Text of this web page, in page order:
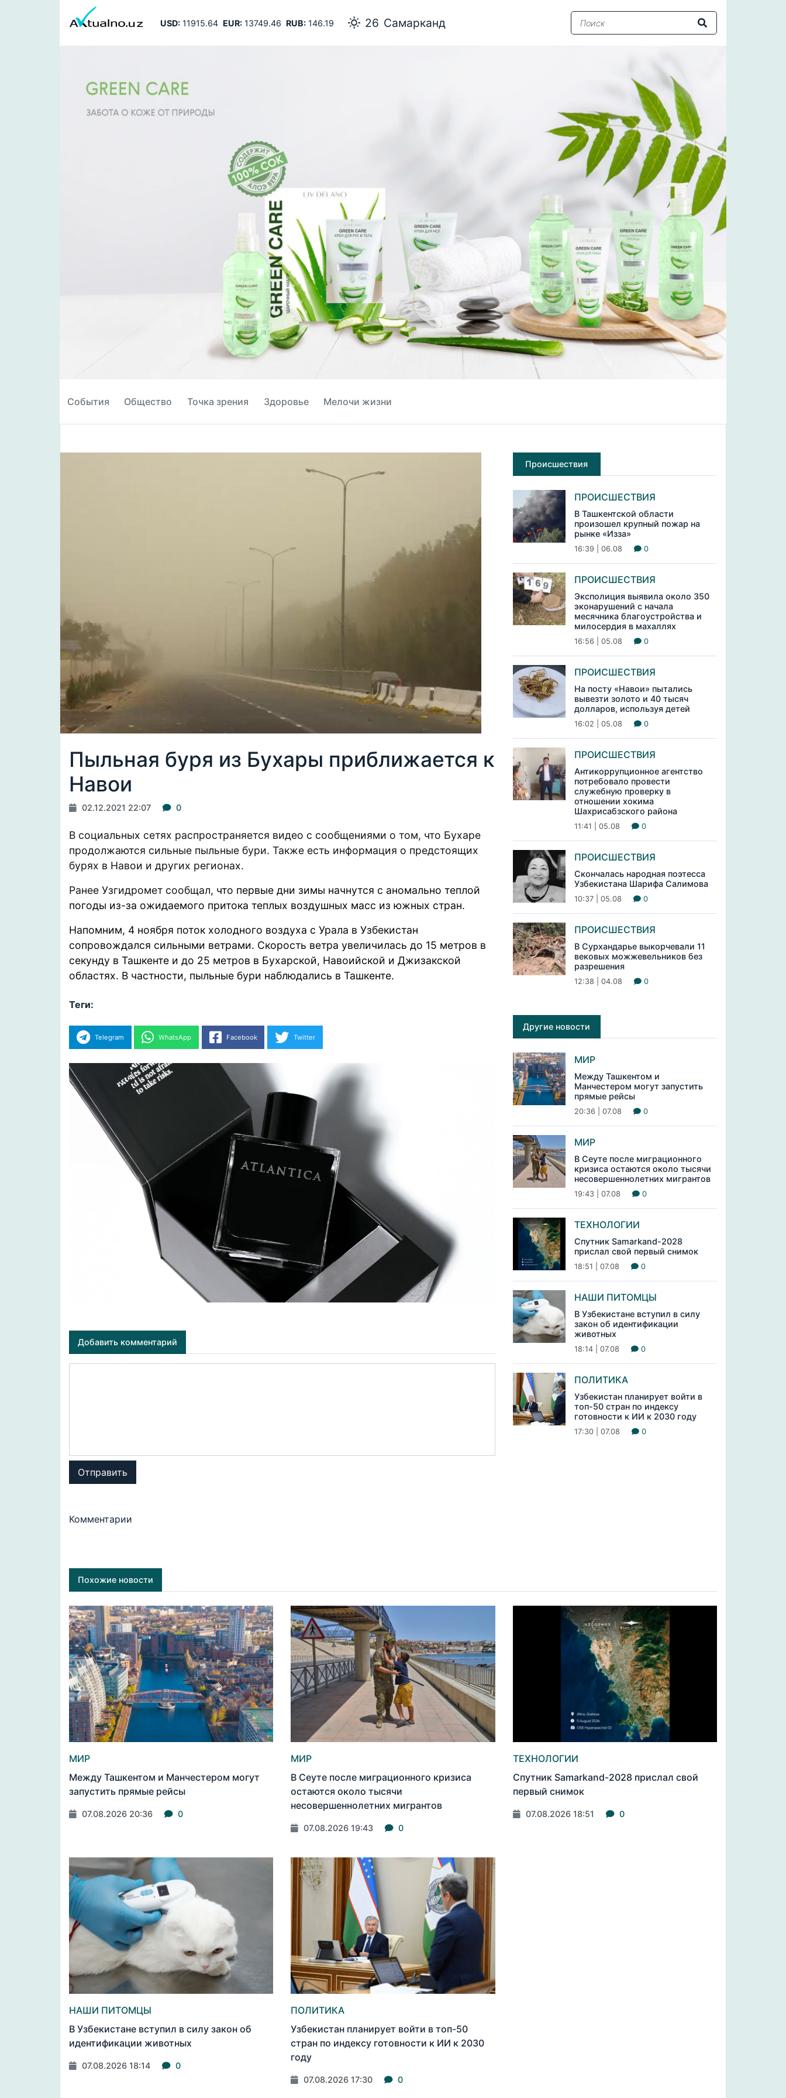
USD:11915.64 EUR:13749.46 RUB:146.19 26 Самарканд
События Общество Точка зрения Здоровье Мелочи жизни
Пыльная буря из Бухары приближается к
Навои
02.12.2021 22:07 0
В социальных сетях распространяется видео с сообщениями о том, что Бухаре
продолжаются сильные пыльные бури. Также есть информация о предстоящих
бурях в Навои и других регионах.
Ранее Узгидромет сообщал, что первые дни зимы начнутся с аномально теплой
погоды из-за ожидаемого притока теплых воздушных масс из южных стран.
Напомним, 4 ноября поток холодного воздуха с Урала в Узбекистан
сопровождался сильными ветрами. Скорость ветра увеличилась до 15 метров в
секунду в Ташкенте и до 25 метров в Бухарской, Навоийской и Джизакской
областях. В частности, пыльные бури наблюдались в Ташкенте.
Теги:
Telegram WhatsApp Facebook Twitter
Добавить комментарий
Отправить
Комментарии
Происшествия
ПРОИСШЕСТВИЯ
В Ташкентской области
произошел крупный пожар на
рынке «Изза»
16:39 | 06.08 0
ПРОИСШЕСТВИЯ
Эксполиция выявила около 350
эконарушений с начала
месячника благоустройства и
милосердия в махаллях
16:56 | 05.08 0
ПРОИСШЕСТВИЯ
На посту «Навои» пытались
вывезти золото и 40 тысяч
долларов, используя детей
16:02 | 05.08 0
ПРОИСШЕСТВИЯ
Антикоррупционное агентство
потребовало провести
служебную проверку в
отношении хокима
Шахрисабзского района
11:41 | 05.08 0
ПРОИСШЕСТВИЯ
Скончалась народная поэтесса
Узбекистана Шарифа Салимова
10:37 | 05.08 0
ПРОИСШЕСТВИЯ
В Сурхандарье выкорчевали 11
вековых можжевельников без
разрешения
12:38 | 04.08 0
Другие новости
МИР
Между Ташкентом и
Манчестером могут запустить
прямые рейсы
20:36 | 07.08 0
МИР
В Сеуте после миграционного
кризиса остаются около тысячи
несовершеннолетних мигрантов
19:43 | 07.08 0
ТЕХНОЛОГИИ
Спутник Samarkand-2028
прислал свой первый снимок
18:51 | 07.08 0
НАШИ ПИТОМЦЫ
В Узбекистане вступил в силу
закон об идентификации
животных
18:14 | 07.08 0
ПОЛИТИКА
Узбекистан планирует войти в
топ-50 стран по индексу
готовности к ИИ к 2030 году
17:30 | 07.08 0
Похожие новости
МИР
Между Ташкентом и Манчестером могут
запустить прямые рейсы
07.08.2026 20:36 0
МИР
В Сеуте после миграционного кризиса
остаются около тысячи
несовершеннолетних мигрантов
07.08.2026 19:43 0
ТЕХНОЛОГИИ
Спутник Samarkand-2028 прислал свой
первый снимок
07.08.2026 18:51 0
НАШИ ПИТОМЦЫ
В Узбекистане вступил в силу закон об
идентификации животных
07.08.2026 18:14 0
ПОЛИТИКА
Узбекистан планирует войти в топ-50
стран по индексу готовности к ИИ к 2030
году
07.08.2026 17:30 0